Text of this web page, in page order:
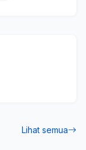
Lihat semua